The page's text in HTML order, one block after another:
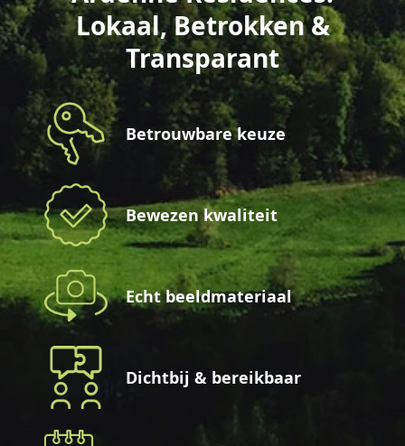
Lokaal, Betrokken &
Transparant
Betrouwbare keuze
Bewezen kwaliteit
Echt beeldmateriaal
Dichtbij & bereikbaar